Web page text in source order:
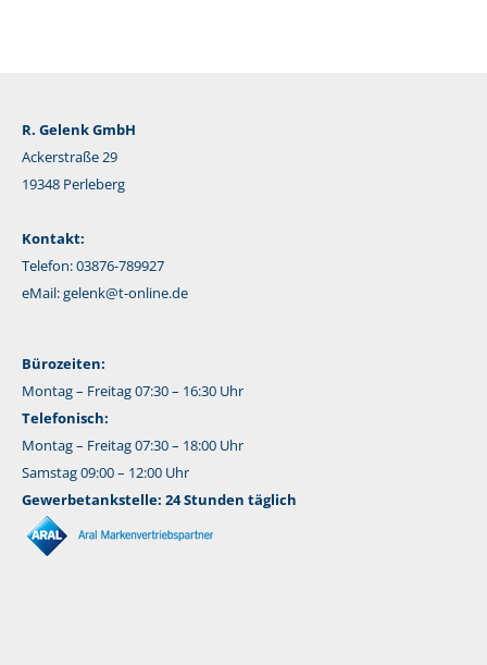
R. Gelenk GmbH
Ackerstraße 29
19348 Perleberg
Kontakt:
Telefon: 03876-789927
eMail:gelenk@t-online.de
Bürozeiten:
Montag – Freitag 07:30 – 16:30 Uhr
Telefonisch:
Montag – Freitag 07:30 – 18:00 Uhr
Samstag 09:00 – 12:00 Uhr
Gewerbetankstelle: 24 Stunden täglich